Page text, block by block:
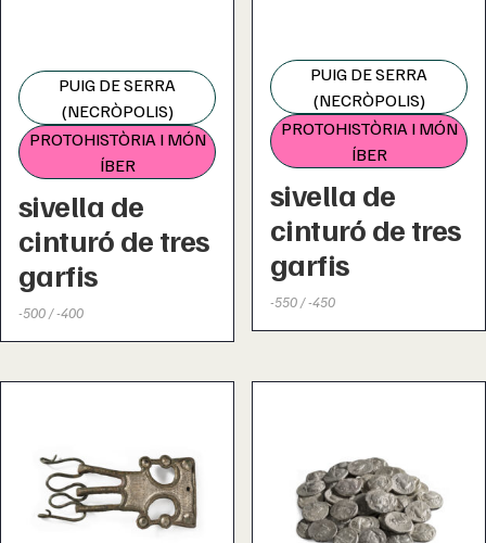
PUIG DE SERRA
(NECRÒPOLIS)
PROTOHISTÒRIA I MÓN
ÍBER
sivella de
cinturó de tres
garfis
-500 / -400
PUIG DE SERRA
(NECRÒPOLIS)
PROTOHISTÒRIA I MÓN
ÍBER
sivella de
cinturó de tres
garfis
-550 / -450